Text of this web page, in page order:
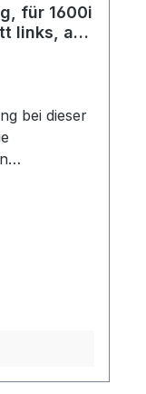
für 1600i
links, ab
bei dieser